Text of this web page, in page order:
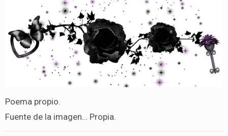
Poema propio.
Fuente de la imagen… Propia.